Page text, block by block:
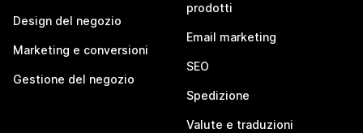
Design del negozio
Marketing e conversioni
Gestione del negozio
prodotti
Email marketing
SEO
Spedizione
Valute e traduzioni